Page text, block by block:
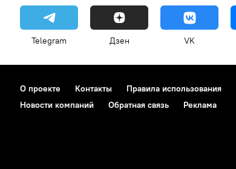
Telegram Дзен VK
О проекте Контакты Правила использования
Новости компаний
Обратная связь Реклама